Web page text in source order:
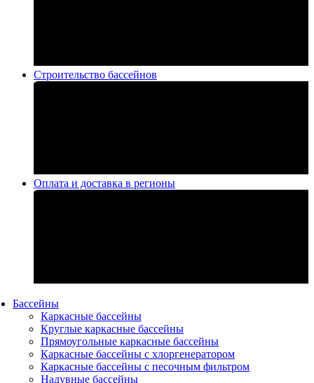
Строительство бассейнов
Оплата и доставка в регионы
Бассейны
Каркасные бассейны
Круглые каркасные бассейны
Прямоугольные каркасные бассейны
Каркасные бассейны с хлоргенератором
Каркасные бассейны с песочным фильтром
Надувные бассейны